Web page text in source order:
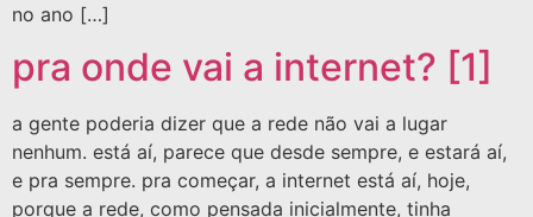
no ano […]
pra onde vai a internet? [1]
a gente poderia dizer que a rede não vai a lugar
nenhum. está aí, parece que desde sempre, e estará aí,
e pra sempre. pra começar, a internet está aí, hoje,
porque a rede, como pensada inicialmente, tinha